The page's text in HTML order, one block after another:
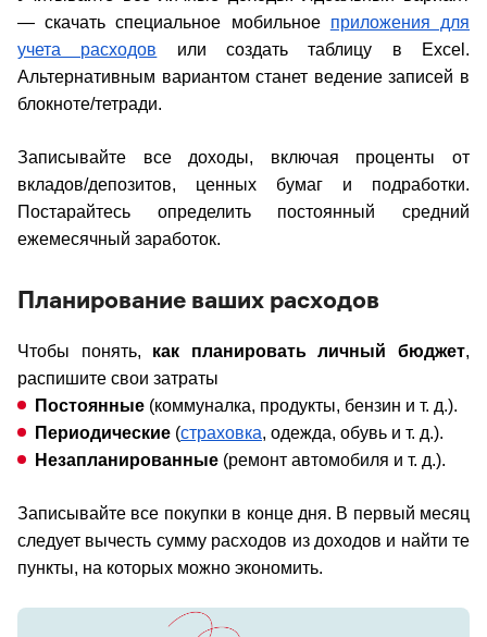
— скачать специальное мобильное приложения для
учета расходов или создать таблицу в Excel.
Альтернативным вариантом станет ведение записей в
блокноте/тетради.
Записывайте все доходы, включая проценты от
вкладов/депозитов, ценных бумаг и подработки.
Постарайтесь определить постоянный средний
ежемесячный заработок.
Планирование ваших расходов
Чтобы понять, как планировать личный бюджет,
распишите свои затраты
Постоянные (коммуналка, продукты, бензин и т. д.).
Периодические (страховка, одежда, обувь и т. д.).
Незапланированные (ремонт автомобиля и т. д.).
Записывайте все покупки в конце дня. В первый месяц
следует вычесть сумму расходов из доходов и найти те
пункты, на которых можно экономить.